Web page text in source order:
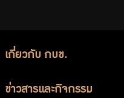
จัดซื้อจัดจ้าง
บริการเจ้าหน้าที่ส่วนราชการ
เกี่ยวกับ กบข.
ข่าวสารและกิจกรรม